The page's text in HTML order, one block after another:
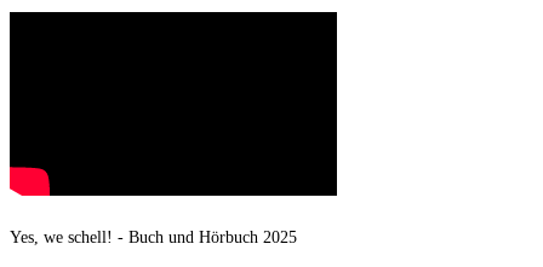
Yes, we schell! - Buch und Hörbuch 2025